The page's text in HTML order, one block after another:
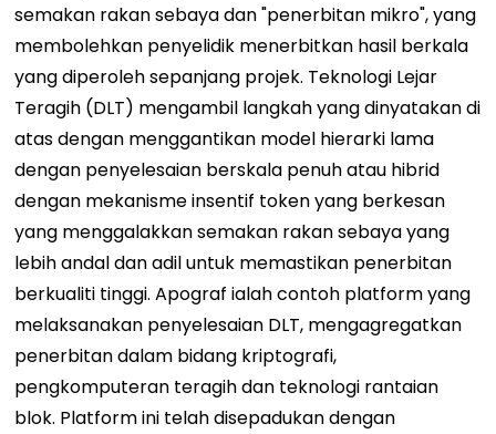
semakan rakan sebaya dan "penerbitan mikro", yang
membolehkan penyelidik menerbitkan hasil berkala
yang diperoleh sepanjang projek. Teknologi Lejar
Teragih (DLT) mengambil langkah yang dinyatakan di
atas dengan menggantikan model hierarki lama
dengan penyelesaian berskala penuh atau hibrid
dengan mekanisme insentif token yang berkesan
yang menggalakkan semakan rakan sebaya yang
lebih andal dan adil untuk memastikan penerbitan
berkualiti tinggi. Apograf ialah contoh platform yang
melaksanakan penyelesaian DLT, mengagregatkan
penerbitan dalam bidang kriptografi,
pengkomputeran teragih dan teknologi rantaian
blok. Platform ini telah disepadukan dengan